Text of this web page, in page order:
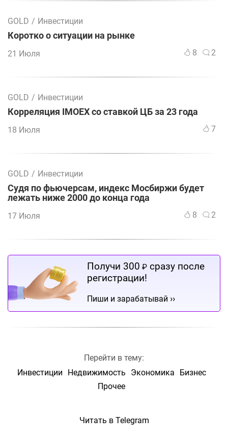
GOLD / Инвестиции
Коротко о ситуации на рынке
21 Июля 8 2
GOLD / Инвестиции
Корреляция IMOEX со ставкой ЦБ за 23 года
18 Июля 7
GOLD / Инвестиции
Судя по фьючерсам, индекс Мосбиржи будет
лежать ниже 2000 до конца года
17 Июля 8 2
Получи 300 ₽ сразу после
регистрации!
Пиши и зарабатывай ››
Перейти в тему:
Инвестиции
Недвижимость Экономика
Бизнес
Прочее
Читать в Telegram